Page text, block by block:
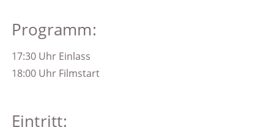
Programm:
17:30 Uhr Einlass
18:00 Uhr Filmstart
Eintritt: